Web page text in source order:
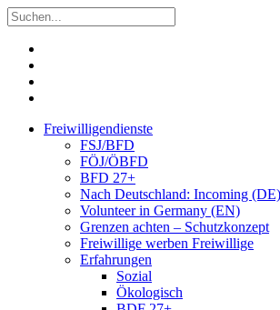
Freiwilligendienste
FSJ/BFD
FÖJ/ÖBFD
BFD 27+
Nach Deutschland: Incoming (DE)
Volunteer in Germany (EN)
Grenzen achten – Schutzkonzept
Freiwillige werben Freiwillige
Erfahrungen
Sozial
Ökologisch